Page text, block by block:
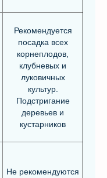
Рекомендуется
посадка всех
корнеплодов,
клубневых и
луковичных
культур.
Подстригание
деревьев и
кустарников
Не рекомендуются